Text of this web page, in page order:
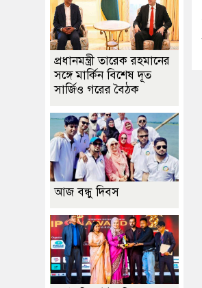
প্রধানমন্ত্রী তারেক রহমানের
সঙ্গে মার্কিন বিশেষ দূত
সার্জিও গরের বৈঠক
আজ বন্ধু দিবস